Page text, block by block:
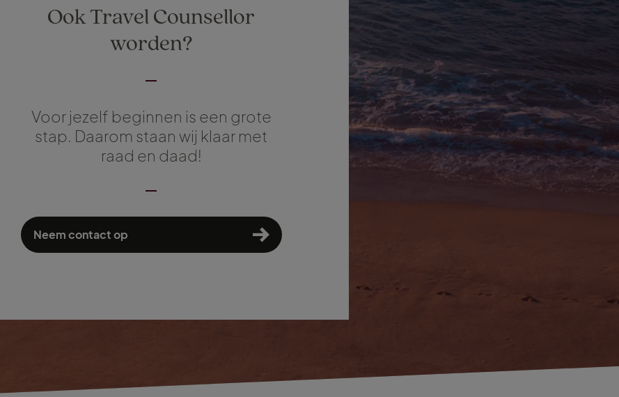
Ook Travel Counsellor
worden?
Voor jezelf beginnen is een grote
stap. Daarom staan wij klaar met
raad en daad!
Neem contact op